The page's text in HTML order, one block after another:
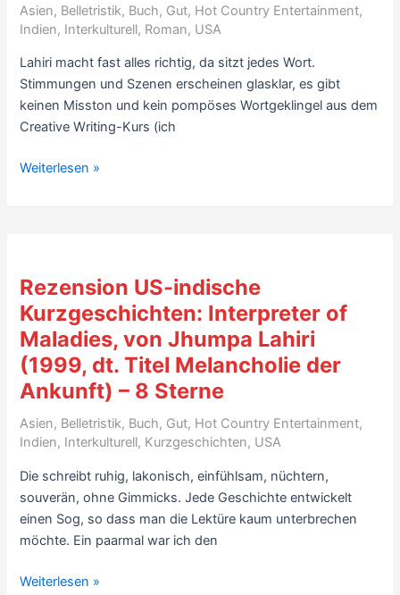
–
Sterne
–
mit
Video
Asien, Belletristik, Buch, Gut, Hot Country Entertainment,
Indien, Interkulturell, Roman, USA
Lahiri macht fast alles richtig, da sitzt jedes Wort.
Stimmungen und Szenen erscheinen glasklar, es gibt
keinen Misston und kein pompöses Wortgeklingel aus dem
Creative Writing-Kurs (ich
Rezension
Indien-
Namensvetter,
von
Jhumpa
Lahiri
(2003)
–
8
Sterne
Weiterlesen »
Rezension US-indische
Kurzgeschichten: Interpreter of
Maladies, von Jhumpa Lahiri
(1999, dt. Titel Melancholie der
Ankunft) – 8 Sterne
Asien, Belletristik, Buch, Gut, Hot Country Entertainment,
Indien, Interkulturell, Kurzgeschichten, USA
Die schreibt ruhig, lakonisch, einfühlsam, nüchtern,
souverän, ohne Gimmicks. Jede Geschichte entwickelt
einen Sog, so dass man die Lektüre kaum unterbrechen
möchte. Ein paarmal war ich den
Rezension
Weiterlesen »